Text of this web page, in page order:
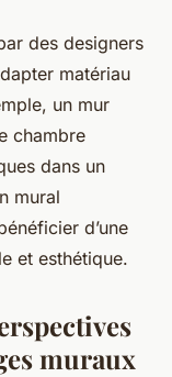
des designers
matériau
un mur
chambre
dans un
mural
d’une
et esthétique.
muraux